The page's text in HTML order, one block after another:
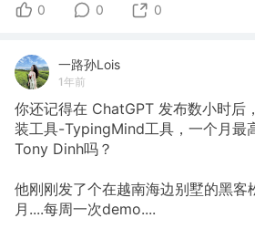
0 0 0
一路孙Lois
1年前
你还记得在 ChatGPT 发布数小时后
装工具-TypingMind工具，一个月最
Tony Dinh吗？
他刚刚发了个在越南海边别墅的黑客
月....每周一次demo....